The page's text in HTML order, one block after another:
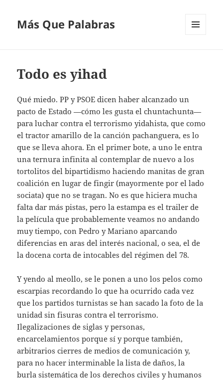
Más Que Palabras
Todo es yihad
Qué miedo. PP y PSOE dicen haber alcanzado un
pacto de Estado —cómo les gusta el chuntachunta—
para luchar contra el terrorismo yidahista, que como
el tractor amarillo de la canción pachanguera, es lo
que se lleva ahora. En el primer bote, a uno le entra
una ternura infinita al contemplar de nuevo a los
tortolitos del bipartidismo haciendo manitas de gran
coalición en lugar de fingir (mayormente por el lado
sociata) que no se tragan. No es que hiciera mucha
falta dar más pistas, pero la estampa es el trailer de
la película que probablemente veamos no andando
muy tiempo, con Pedro y Mariano aparcando
diferencias en aras del interés nacional, o sea, el de
la docena corta de intocables del régimen del 78.
Y yendo al meollo, se le ponen a uno los pelos como
escarpias recordando lo que ha ocurrido cada vez
que los partidos turnistas se han sacado la foto de la
unidad sin fisuras contra el terrorismo.
Ilegalizaciones de siglas y personas,
encarcelamientos porque sí y porque también,
arbitrarios cierres de medios de comunicación y,
para no hacer interminable la lista de daños, la
burla sistemática de los derechos civiles y humanos